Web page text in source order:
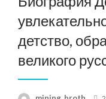
детство,
великого